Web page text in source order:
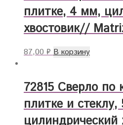
плитке, 4 мм,
хвостовик//
87,00₽ В корзину
72815 Сверло по
плитке и
цилиндрический